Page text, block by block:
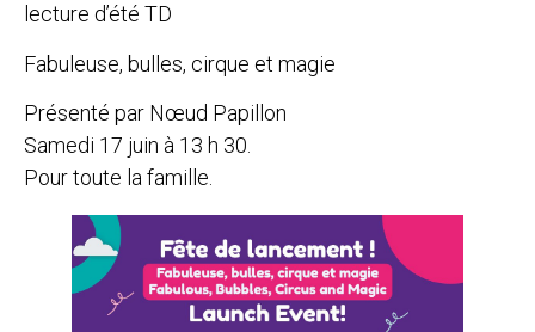
lecture d’été TD
Fabuleuse, bulles, cirque et magie
Présenté par Nœud Papillon
Samedi 17 juin à 13 h 30.
Pour toute la famille.